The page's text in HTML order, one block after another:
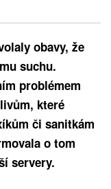
obavy, že
suchu.
problémem
které
či sanitkám
o tom
servery.